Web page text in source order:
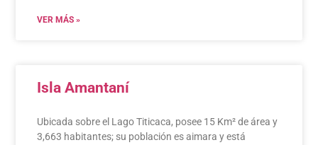
VER MÁS »
Isla Amantaní
Ubicada sobre el Lago Titicaca, posee 15 Km² de área y
3,663 habitantes; su población es aimara y está